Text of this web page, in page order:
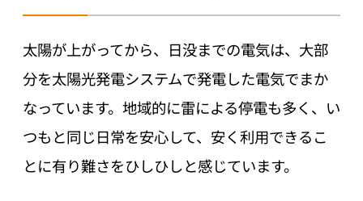
太陽が上がってから、日没までの電気は、大部
分を太陽光発電システムで発電した電気でまか
なっています。地域的に雷による停電も多く、い
つもと同じ日常を安心して、安く利用できるこ
とに有り難さをひしひしと感じています。